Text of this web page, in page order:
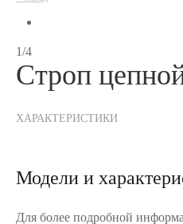
1/4
Строп
ХАРАКТЕРИСТИКИ
Модели и
Для более подробной